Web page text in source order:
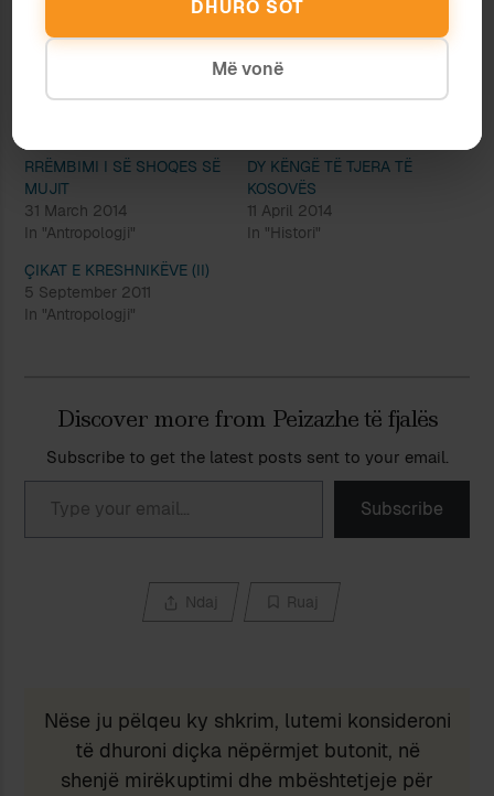
Shënim: kapitullin të plotëmund ta lexoni këtu
Ndaje:
RRËMBIMI I SË SHOQES SË
MUJIT
31 March 2014
In "Antropologji"
DY KËNGË TË TJERA TË
KOSOVËS
11 April 2014
In "Histori"
ÇIKAT E KRESHNIKËVE (II)
5 September 2011
In "Antropologji"
Discover more from Peizazhe të fjalës
Subscribe to get the latest posts sent to your email.
Type your email…
Subscribe
Ndaj Ruaj
Nëse ju pëlqeu ky shkrim, lutemi konsideroni
të dhuroni diçka nëpërmjet butonit, në
shenjë mirëkuptimi dhe mbështetjeje për
DHURO SOT
Më vonë